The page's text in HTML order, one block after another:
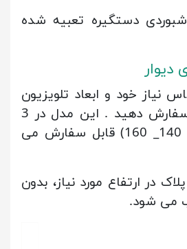
دستگیره تعبیه شده
نیاز خود و ابعاد تلویزیون
سایز مورد نیاز را سفارش دهید . این مدل در 3
سایز ( طول 120_ 140_ 160) قابل سفارش می
در ارتفاع مورد نیاز، بدون
می شود.